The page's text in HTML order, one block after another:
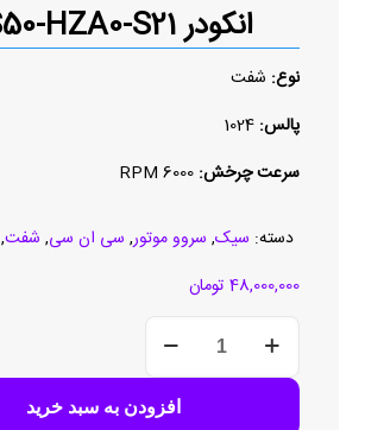
انکودر SRS50-HZA0-S21
نوع: شفت
پالس:1024
سرعت چرخش:6000 RPM
دسته: سیک, سروو موتور, سی ان سی, شفت,
48,000,000 تومان
انکودر
SRS50-
HZA0-
S21
افزودن به سبد خرید